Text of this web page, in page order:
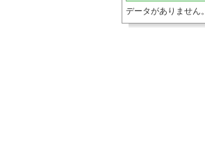
データがありません。